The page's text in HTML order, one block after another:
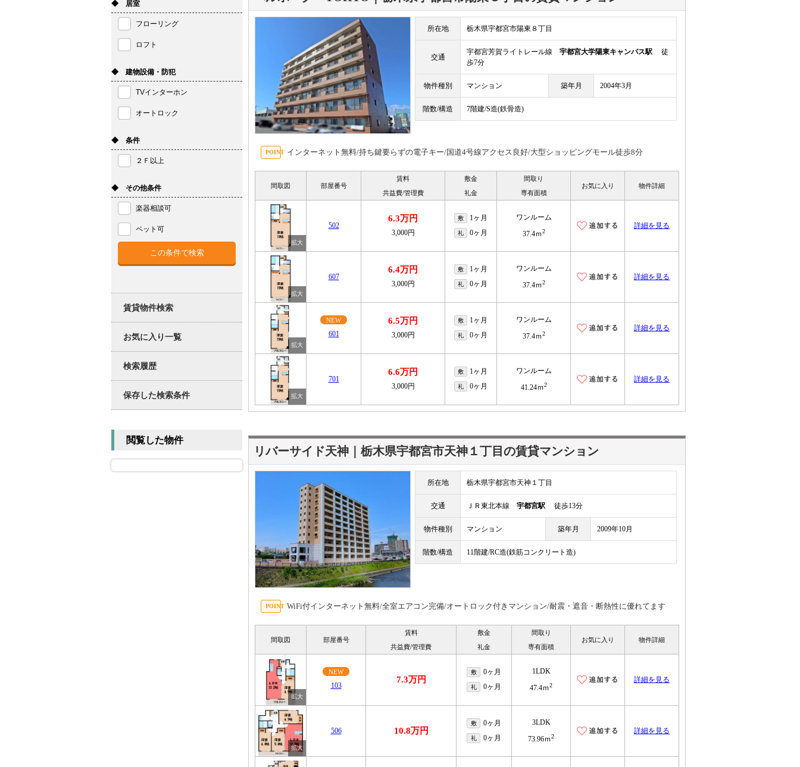
所在地 栃木県宇都宮市陽東８丁目
交通
宇都宮芳賀ライトレール線 宇都宮大学陽東キャンパス駅 徒
歩7分
物件種別 マンション 築年月 2004年3月
階数/構造 7階建/S造(鉄骨造)
インターネット無料/持ち鍵要らずの電子キー/国道4号線アクセス良好/大型ショッピングモール徒歩8分
間取図 部屋番号
賃料
共益費/管理費
敷金
礼金
間取り
専有面積
お気に入り 物件詳細
502
6.3万円
3,000円
敷 1ヶ月
礼 0ヶ月
ワンルーム
37.4ｍ2
詳細を見る
607
6.4万円
3,000円
敷 1ヶ月
礼 0ヶ月
ワンルーム
37.4ｍ2
詳細を見る
NEW
601
6.5万円
3,000円
敷 1ヶ月
礼 0ヶ月
ワンルーム
37.4ｍ2
詳細を見る
701
6.6万円
3,000円
敷 1ヶ月
礼 0ヶ月
ワンルーム
41.24ｍ2
詳細を見る
リバーサイド天神｜栃木県宇都宮市天神１丁目の賃貸マンション
所在地 栃木県宇都宮市天神１丁目
交通 ＪＲ東北本線 宇都宮駅 徒歩13分
物件種別 マンション 築年月 2009年10月
階数/構造 11階建/RC造(鉄筋コンクリート造)
WiFi付インターネット無料/全室エアコン完備/オートロック付きマンション/耐震・遮音・断熱性に優れてます
間取図 部屋番号
賃料
共益費/管理費
敷金
礼金
間取り
専有面積
お気に入り 物件詳細
NEW
103
7.3万円
敷 0ヶ月
礼 0ヶ月
1LDK
47.4ｍ2
詳細を見る
506 10.8万円
敷 0ヶ月
礼 0ヶ月
3LDK
73.96ｍ2
詳細を見る
◆ 居室
フローリング
ロフト
◆ 建物設備・防犯
TVインターホン
オートロック
◆ 条件
２Ｆ以上
◆ その他条件
楽器相談可
ペット可
賃貸物件検索
お気に入り一覧
検索履歴
保存した検索条件
閲覧した物件